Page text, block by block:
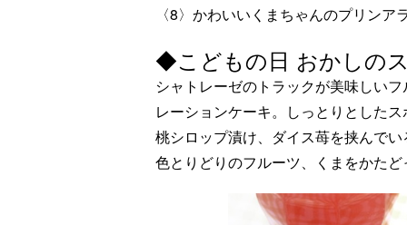
〈8〉かわいいくまちゃんのプリンア
◆こどもの日 おかしの
シャトレーゼのトラックが美味しい
レーションケーキ。しっとりとした
桃シロップ漬け、ダイス苺を挟んで
色とりどりのフルーツ、くまをかた